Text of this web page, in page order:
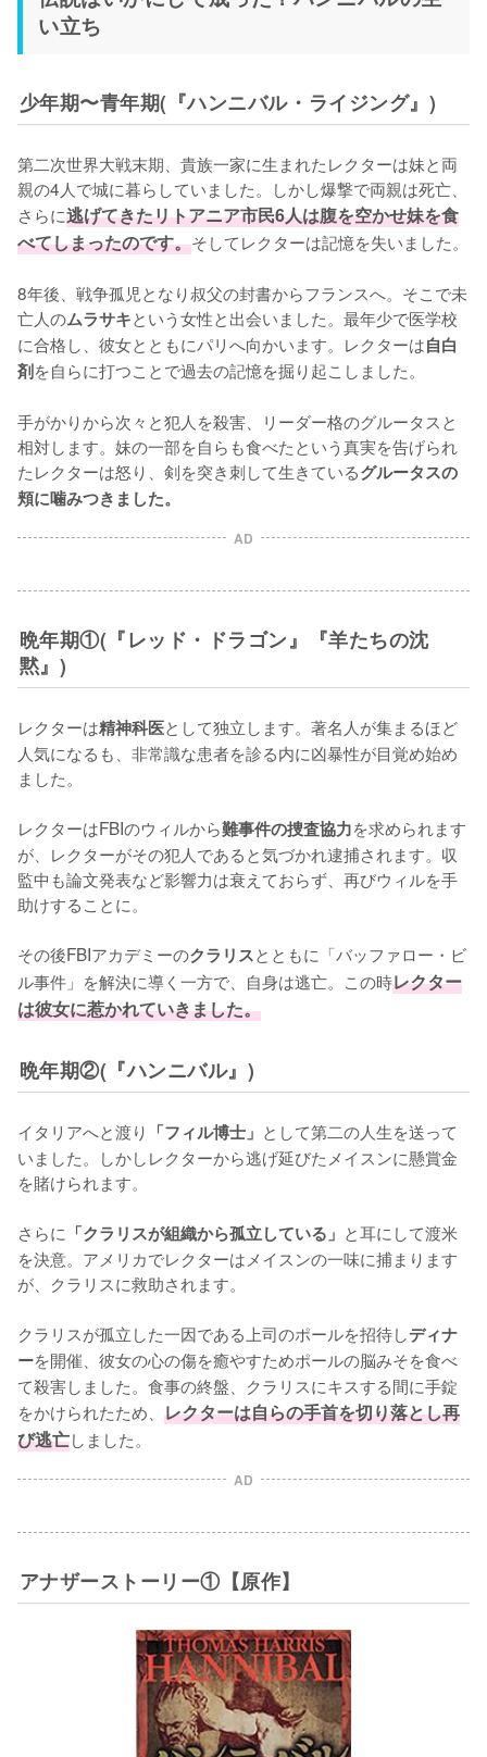
い立ち
少年期〜青年期(『ハンニバル・ライジング』)
第二次世界大戦末期、貴族一家に生まれたレクターは妹と両
親の4人で城に暮らしていました。しかし爆撃で両親は死亡、
さらに逃げてきたリトアニア市民6人は腹を空かせ妹を食
べてしまったのです。そしてレクターは記憶を失いました。
8年後、戦争孤児となり叔父の封書からフランスへ。そこで未
亡人のムラサキという女性と出会いました。最年少で医学校
に合格し、彼女とともにパリへ向かいます。レクターは自白
剤を自らに打つことで過去の記憶を掘り起こしました。
手がかりから次々と犯人を殺害、リーダー格のグルータスと
相対します。妹の一部を自らも食べたという真実を告げられ
たレクターは怒り、剣を突き刺して生きているグルータスの
頬に噛みつきました。
AD
晩年期①(『レッド・ドラゴン』『羊たちの沈
黙』)
レクターは精神科医として独立します。著名人が集まるほど
人気になるも、非常識な患者を診る内に凶暴性が目覚め始め
ました。
レクターはFBIのウィルから難事件の捜査協力を求められます
が、レクターがその犯人であると気づかれ逮捕されます。収
監中も論文発表など影響力は衰えておらず、再びウィルを手
助けすることに。
その後FBIアカデミーのクラリスとともに「バッファロー・ビ
ル事件」を解決に導く一方で、自身は逃亡。この時レクター
は彼女に惹かれていきました。
晩年期②(『ハンニバル』)
イタリアへと渡り 「フィル博士」 として第二の人生を送って
いました。しかしレクターから逃げ延びたメイスンに懸賞金
を賭けられます。
さらに 「クラリスが組織から孤立している」 と耳にして渡米
を決意。アメリカでレクターはメイスンの一味に捕まります
が、クラリスに救助されます。
クラリスが孤立した一因である上司のポールを招待しディナ
ーを開催、彼女の心の傷を癒やすためポールの脳みそを食べ
て殺害しました。食事の終盤、クラリスにキスする間に手錠
をかけられたため、 レクターは自らの手首を切り落とし再
び逃亡しました。
AD
アナザーストーリー①【原作】